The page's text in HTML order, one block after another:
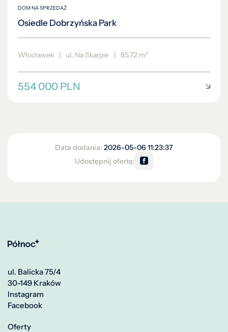
DOM NA SPRZEDAŻ
Osiedle Dobrzyńska Park
Włocławek | ul. Na Skarpie | 85.72 m²
554 000 PLN
Data dodania: 2026-05-06 11:23:37
Udostępnij ofertę:
ul. Balicka 75/4
30-149 Kraków
Instagram
Facebook
Oferty